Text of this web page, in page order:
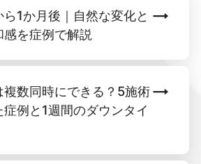
1か月後｜自然な変化と
を症例で解説
複数同時にできる？5施術
例と1週間のダウンタイ